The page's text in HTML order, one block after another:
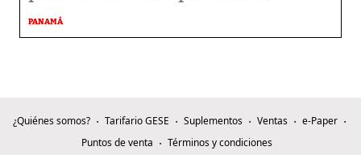
PANAMÁ
¿Quiénes somos? Tarifario GESE Suplementos Ventas
e-Paper
Puntos de venta
Términos y condiciones